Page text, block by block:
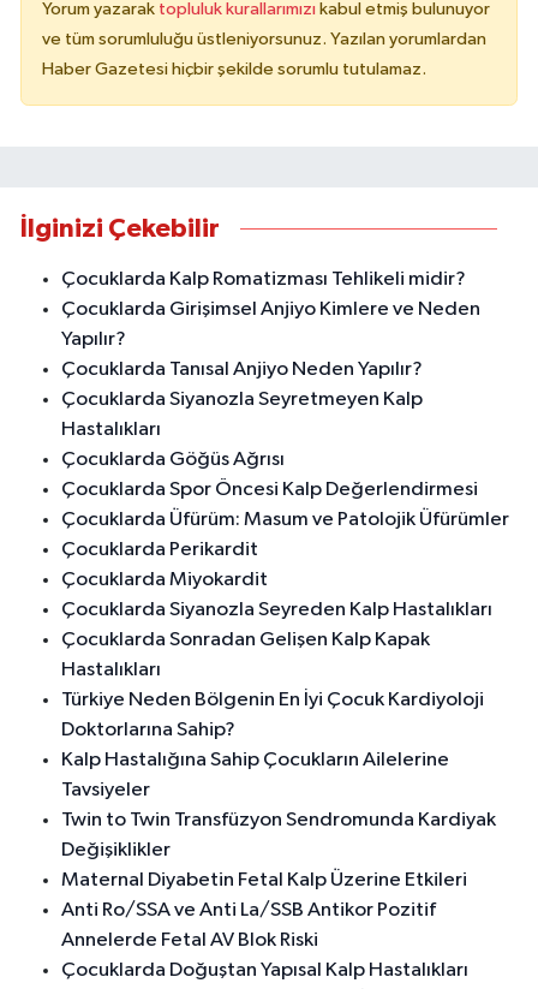
Yorum yazarak topluluk kurallarımızı kabul etmiş bulunuyor
ve tüm sorumluluğu üstleniyorsunuz. Yazılan yorumlardan
Haber Gazetesi hiçbir şekilde sorumlu tutulamaz.
İlginizi Çekebilir
Çocuklarda Kalp Romatizması Tehlikeli midir?
Çocuklarda Girişimsel Anjiyo Kimlere ve Neden
Yapılır?
Çocuklarda Tanısal Anjiyo Neden Yapılır?
Çocuklarda Siyanozla Seyretmeyen Kalp
Hastalıkları
Çocuklarda Göğüs Ağrısı
Çocuklarda Spor Öncesi Kalp Değerlendirmesi
Çocuklarda Üfürüm: Masum ve Patolojik Üfürümler
Çocuklarda Perikardit
Çocuklarda Miyokardit
Çocuklarda Siyanozla Seyreden Kalp Hastalıkları
Çocuklarda Sonradan Gelişen Kalp Kapak
Hastalıkları
Türkiye Neden Bölgenin En İyi Çocuk Kardiyoloji
Doktorlarına Sahip?
Kalp Hastalığına Sahip Çocukların Ailelerine
Tavsiyeler
Twin to Twin Transfüzyon Sendromunda Kardiyak
Değişiklikler
Maternal Diyabetin Fetal Kalp Üzerine Etkileri
Anti Ro/SSA ve Anti La/SSB Antikor Pozitif
Annelerde Fetal AV Blok Riski
Çocuklarda Doğuştan Yapısal Kalp Hastalıkları